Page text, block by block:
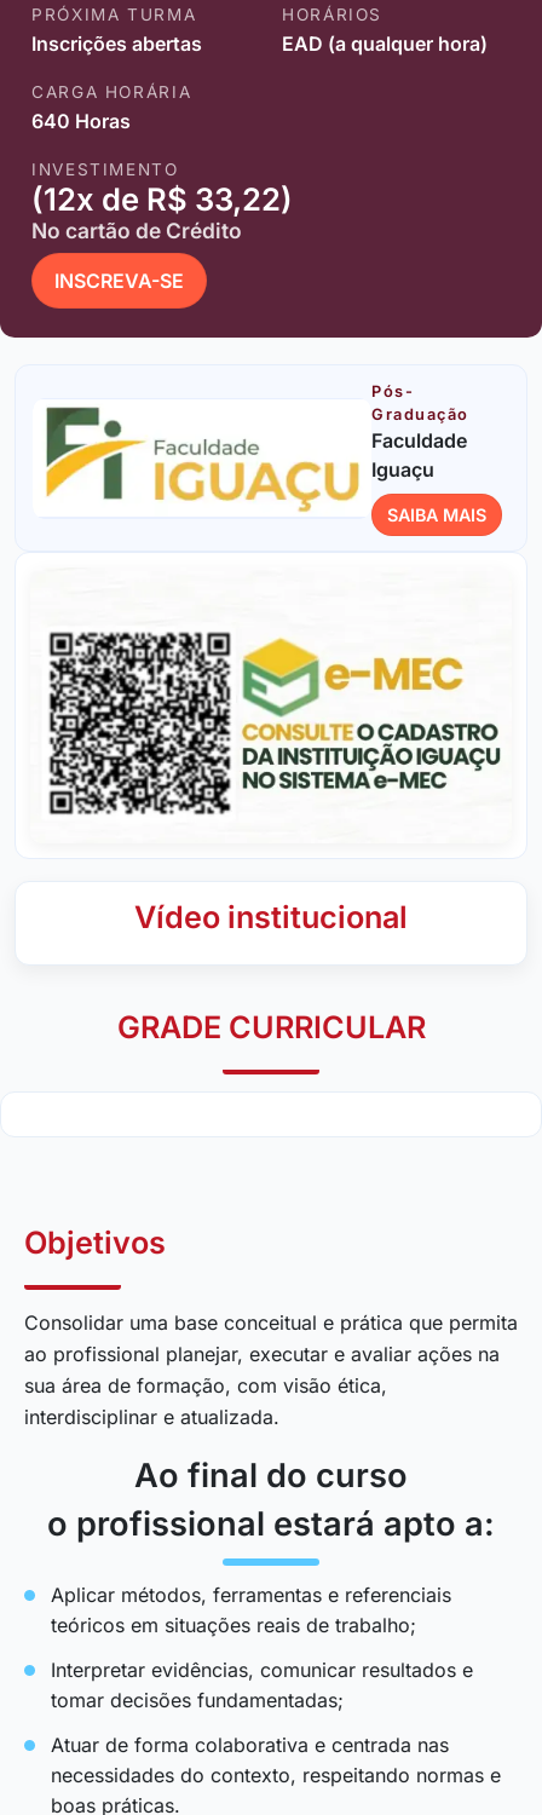
PRÓXIMA TURMA
Inscrições abertas
HORÁRIOS
EAD (a qualquer hora)
CARGA HORÁRIA
640 Horas
INVESTIMENTO
(12x de R$ 33,22)
No cartão de Crédito
INSCREVA-SE
Pós-
Graduação
Faculdade
Iguaçu
SAIBA MAIS
Vídeo institucional
GRADE CURRICULAR
Objetivos
Consolidar uma base conceitual e prática que permita
ao profissional planejar, executar e avaliar ações na
sua área de formação, com visão ética,
interdisciplinar e atualizada.
Ao final do curso
o profissional estará apto a:
Aplicar métodos, ferramentas e referenciais
teóricos em situações reais de trabalho;
Interpretar evidências, comunicar resultados e
tomar decisões fundamentadas;
Atuar de forma colaborativa e centrada nas
necessidades do contexto, respeitando normas e
boas práticas.